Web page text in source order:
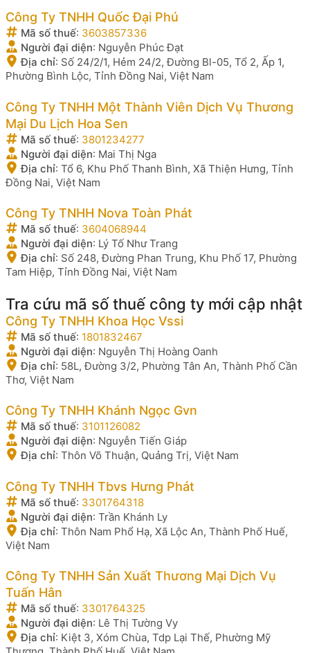
Công Ty TNHH Quốc Đại Phú
Mã số thuế: 3603857336
Người đại diện: Nguyễn Phúc Đạt
Địa chỉ: Số 24/2/1, Hẻm 24/2, Đường Bl-05, Tổ 2, Ấp 1,
Phường Bình Lộc, Tỉnh Đồng Nai, Việt Nam
Công Ty TNHH Một Thành Viên Dịch Vụ Thương
Mại Du Lịch Hoa Sen
Mã số thuế: 3801234277
Người đại diện: Mai Thị Nga
Địa chỉ: Tổ 6, Khu Phố Thanh Bình, Xã Thiện Hưng, Tỉnh
Đồng Nai, Việt Nam
Công Ty TNHH Nova Toàn Phát
Mã số thuế: 3604068944
Người đại diện: Lý Tố Như Trang
Địa chỉ: Số 248, Đường Phan Trung, Khu Phố 17, Phường
Tam Hiệp, Tỉnh Đồng Nai, Việt Nam
Tra cứu mã số thuế công ty mới cập nhật
Công Ty TNHH Khoa Học Vssi
Mã số thuế: 1801832467
Người đại diện: Nguyễn Thị Hoàng Oanh
Địa chỉ: 58L, Đường 3/2, Phường Tân An, Thành Phố Cần
Thơ, Việt Nam
Công Ty TNHH Khánh Ngọc Gvn
Mã số thuế: 3101126082
Người đại diện: Nguyễn Tiến Giáp
Địa chỉ: Thôn Võ Thuận, Quảng Trị, Việt Nam
Công Ty TNHH Tbvs Hưng Phát
Mã số thuế: 3301764318
Người đại diện: Trần Khánh Ly
Địa chỉ: Thôn Nam Phổ Hạ, Xã Lộc An, Thành Phố Huế,
Việt Nam
Công Ty TNHH Sản Xuất Thương Mại Dịch Vụ
Tuấn Hân
Mã số thuế: 3301764325
Người đại diện: Lê Thị Tường Vy
Địa chỉ: Kiệt 3, Xóm Chùa, Tdp Lại Thế, Phường Mỹ